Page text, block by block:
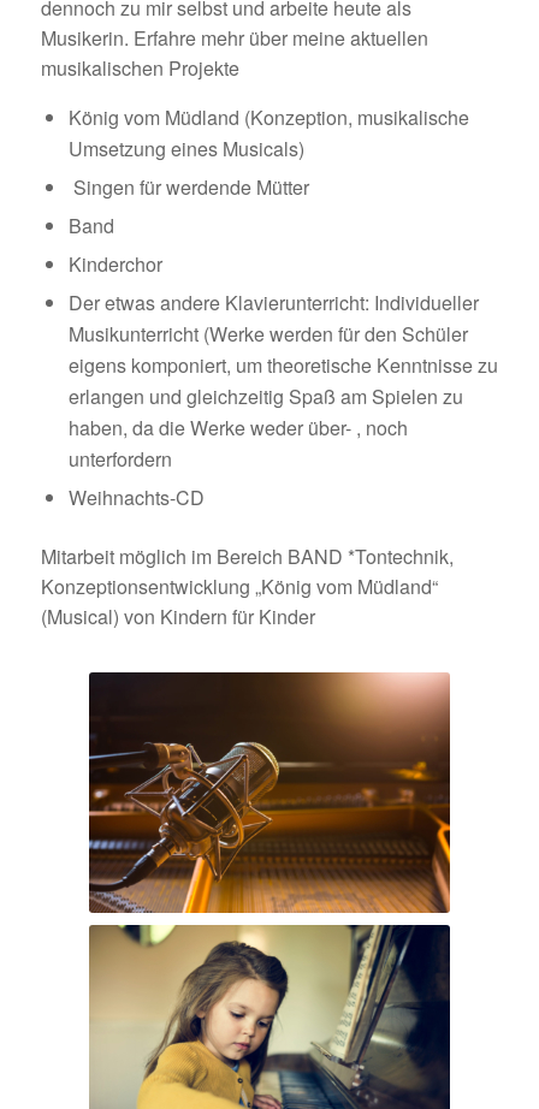
dennoch zu mir selbst und arbeite heute als
Musikerin. Erfahre mehr über meine aktuellen
musikalischen Projekte
König vom Müdland (Konzeption, musikalische
Umsetzung eines Musicals)
Singen für werdende Mütter
Band
Kinderchor
Der etwas andere Klavierunterricht: Individueller
Musikunterricht (Werke werden für den Schüler
eigens komponiert, um theoretische Kenntnisse zu
erlangen und gleichzeitig Spaß am Spielen zu
haben, da die Werke weder über- , noch
unterfordern
Weihnachts-CD
Mitarbeit möglich im Bereich BAND *Tontechnik,
Konzeptionsentwicklung „König vom Müdland“
(Musical) von Kindern für Kinder